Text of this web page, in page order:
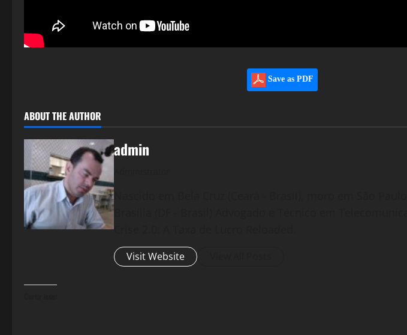
Save as PDF
ABOUT THE AUTHOR
admin
Visit Website